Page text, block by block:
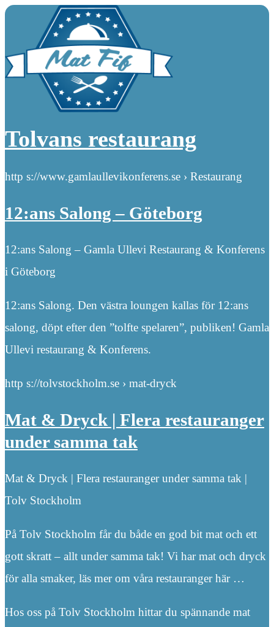
Tolvans restaurang
http s://www.gamlaullevikonferens.se › Restaurang
12:ans Salong – Göteborg
12:ans Salong – Gamla Ullevi Restaurang & Konferens
i Göteborg
12:ans Salong. Den västra loungen kallas för 12:ans
salong, döpt efter den ”tolfte spelaren”, publiken! Gamla
Ullevi restaurang & Konferens.
http s://tolvstockholm.se › mat-dryck
Mat & Dryck | Flera restauranger
under samma tak
Mat & Dryck | Flera restauranger under samma tak |
Tolv Stockholm
På Tolv Stockholm får du både en god bit mat och ett
gott skratt – allt under samma tak! Vi har mat och dryck
för alla smaker, läs mer om våra restauranger här …
Hos oss på Tolv Stockholm hittar du spännande mat